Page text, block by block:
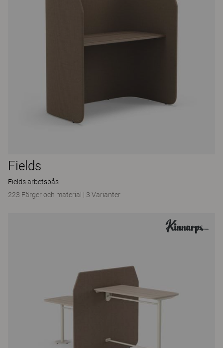
Fields
Fields arbetsbås
223 Färger och material | 3 Varianter